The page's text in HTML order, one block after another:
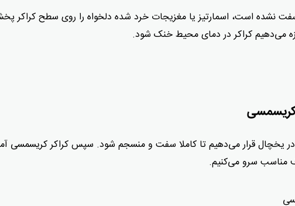
نشده است، اسمارتیز یا مغزیجات خرد شده دلخواه را روی سطح کراکر
می‌دهیم کراکر در دمای محیط خنک شود.
کریسمسی
کراکر را به مدت حداقل ۴ ساعت در یخچال قرار می‌دهیم تا کاملا سفت و منسجم شود. سپس کراکر کریسمسی
مناسب سرو می‌کنیم.